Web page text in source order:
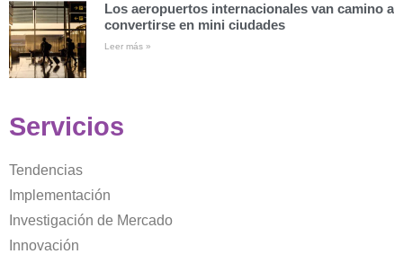
Los aeropuertos internacionales van camino a
convertirse en mini ciudades
Leer más »
Servicios
Tendencias
Implementación
Investigación de Mercado
Innovación